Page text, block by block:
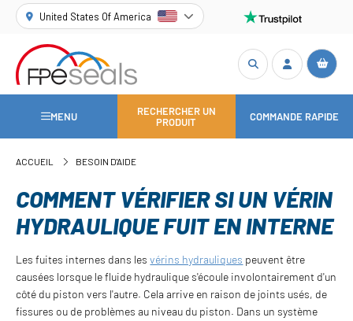
United States Of America
MENU
RECHERCHER UN
PRODUIT
COMMANDE RAPIDE
ACCUEIL BESOIN D'AIDE
COMMENT VÉRIFIER SI UN VÉRIN
HYDRAULIQUE FUIT EN INTERNE
Les fuites internes dans lesvérins hydrauliques peuvent être
causées lorsque le fluide hydraulique s'écoule involontairement d'un
côté du piston vers l'autre. Cela arrive en raison de joints usés, de
fissures ou de problèmes au niveau du piston. Dans un système